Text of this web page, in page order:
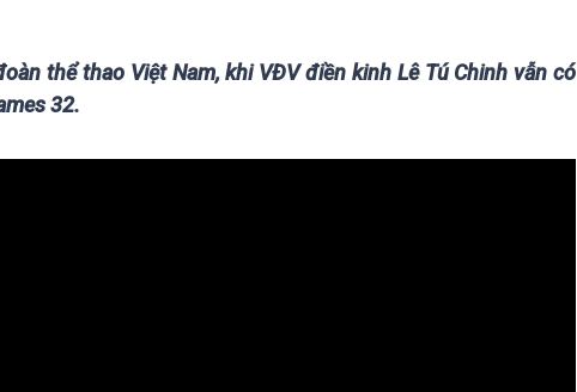
thể thao Việt Nam, khi VĐV điền kinh Lê Tú Chinh vẫn có
32.